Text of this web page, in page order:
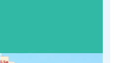
等 医疗服务价格的公
服务项目价格的公示
6月29日--7月4日专家
务
肌肤蜕变方案上线